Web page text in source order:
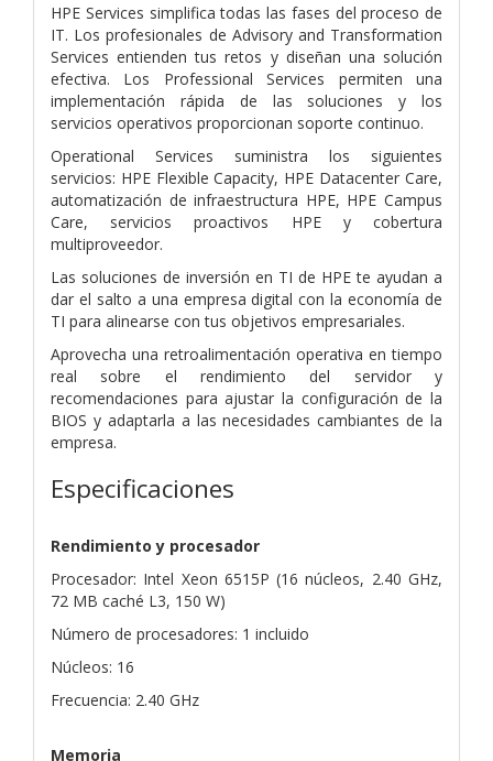
HPE Services simplifica todas las fases del proceso de
IT. Los profesionales de Advisory and Transformation
Services entienden tus retos y diseñan una solución
efectiva. Los Professional Services permiten una
implementación rápida de las soluciones y los
servicios operativos proporcionan soporte continuo.
Operational Services suministra los siguientes
servicios: HPE Flexible Capacity, HPE Datacenter Care,
automatización de infraestructura HPE, HPE Campus
Care, servicios proactivos HPE y cobertura
multiproveedor.
Las soluciones de inversión en TI de HPE te ayudan a
dar el salto a una empresa digital con la economía de
TI para alinearse con tus objetivos empresariales.
Aprovecha una retroalimentación operativa en tiempo
real sobre el rendimiento del servidor y
recomendaciones para ajustar la configuración de la
BIOS y adaptarla a las necesidades cambiantes de la
empresa.
Especificaciones
Rendimiento y procesador
Procesador: Intel Xeon 6515P (16 núcleos, 2.40 GHz,
72 MB caché L3, 150 W)
Número de procesadores: 1 incluido
Núcleos: 16
Frecuencia: 2.40 GHz
Memoria